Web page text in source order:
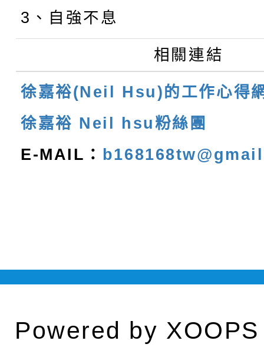
3、自強不息
相關連結
徐嘉裕(Neil Hsu)的工作心得
徐嘉裕 Neil hsu粉絲團
E-MAIL：
Powered by XOOPS